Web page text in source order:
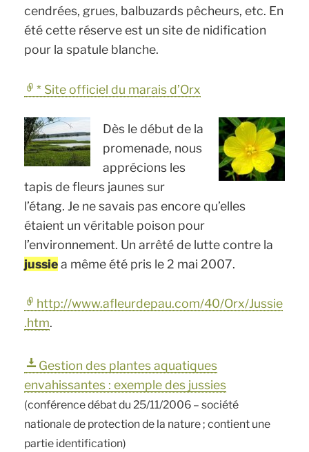
cendrées, grues, balbuzards pêcheurs, etc. En
été cette réserve est un site de nidification
pour la spatule blanche.
* Site officiel du marais d’Orx
Dès le début de la
promenade, nous
apprécions les
tapis de fleurs jaunes sur
l’étang. Je ne savais pas encore qu’elles
étaient un véritable poison pour
l’environnement. Un arrêté de lutte contre la
jussiea même été pris le 2 mai 2007.
http://www.afleurdepau.com/40/Orx/Jussie
.htm.
Gestion des plantes aquatiques
envahissantes : exemple des jussies
(conférence débat du 25/11/2006 – société
nationale de protection de la nature ; contient une
partie identification)